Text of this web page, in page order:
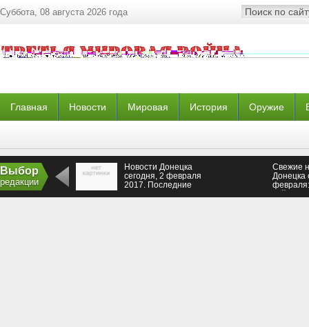
Суббота, 08 августа 2026 года
Главная Новости Мировая История Оружие
Выбор
редакции
Новости Донецка
сегодня, 2 февраля
2017. Последние
Свежие
Донецка